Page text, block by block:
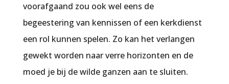
voorafgaand zou ook wel eens de
begeestering van kennissen of een kerkdienst
een rol kunnen spelen. Zo kan het verlangen
gewekt worden naar verre horizonten en de
moed je bij de wilde ganzen aan te sluiten.